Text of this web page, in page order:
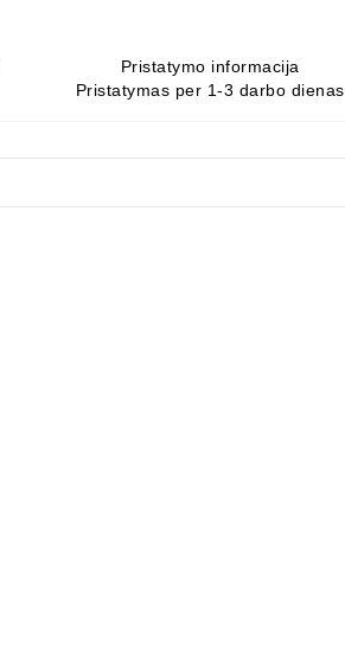
Pristatymo informacija
Pristatymas per 1-3 darbo dienas